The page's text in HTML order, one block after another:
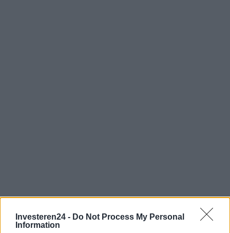
Investeren24 - Do Not Process My Personal
Information
Verder lezen